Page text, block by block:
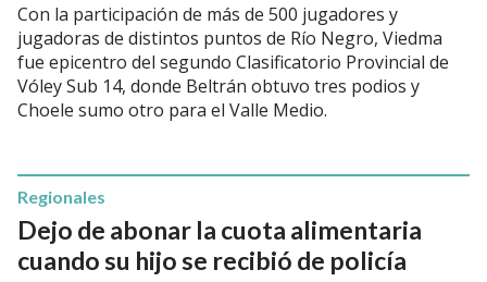
Con la participación de más de 500 jugadores y
jugadoras de distintos puntos de Río Negro, Viedma
fue epicentro del segundo Clasificatorio Provincial de
Vóley Sub 14, donde Beltrán obtuvo tres podios y
Choele sumo otro para el Valle Medio.
Dejo de abonar la cuota alimentaria
cuando su hijo se recibió de policía
Regionales